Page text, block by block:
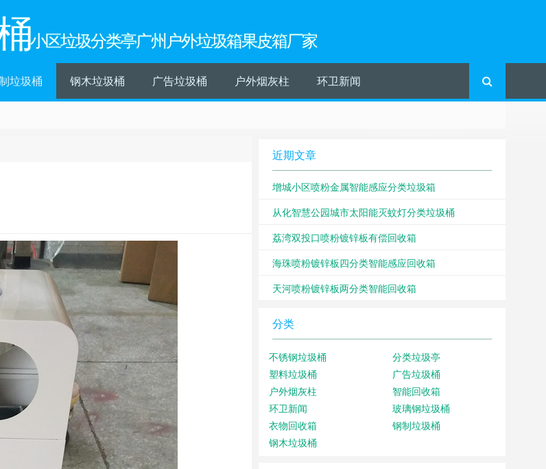
小区垃圾分类亭广州户外垃圾箱果皮箱厂家
垃圾桶 钢木垃圾桶 广告垃圾桶 户外烟灰柱 环卫新闻
近期文章
增城小区喷粉金属智能感应分类垃圾箱
从化智慧公园城市太阳能灭蚊灯分类垃圾桶
荔湾双投口喷粉镀锌板有偿回收箱
海珠喷粉镀锌板四分类智能感应回收箱
天河喷粉镀锌板两分类智能回收箱
分类
不锈钢垃圾桶
分类垃圾亭
塑料垃圾桶
广告垃圾桶
户外烟灰柱
智能回收箱
环卫新闻
玻璃钢垃圾桶
衣物回收箱
钢制垃圾桶
钢木垃圾桶